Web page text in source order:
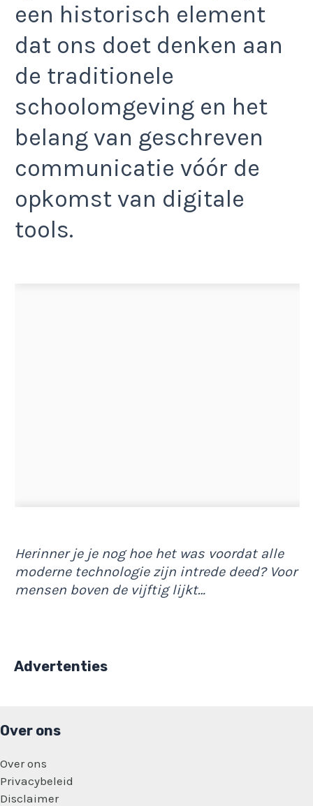
een historisch element
dat ons doet denken aan
de traditionele
schoolomgeving en het
belang van geschreven
communicatie vóór de
opkomst van digitale
tools.
Herinner je je nog hoe het was voordat alle
moderne technologie zijn intrede deed? Voor
mensen boven de vijftig lijkt…
Advertenties
Over ons
Over ons
Privacybeleid
Disclaimer